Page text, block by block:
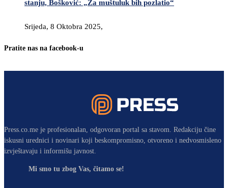
stanju, Bošković: „Za muštuluk bih pozlatio“
Srijeda, 8 Oktobra 2025,
Pratite nas na facebook-u
Press.co.me je profesionalan, odgovoran portal sa stavom. Redakciju čine
iskusni urednici i novinari koji beskompromisno, otvoreno i nedvosmisleno
izvještavaju i informišu javnost.
Mi smo tu zbog Vas, čitamo se!